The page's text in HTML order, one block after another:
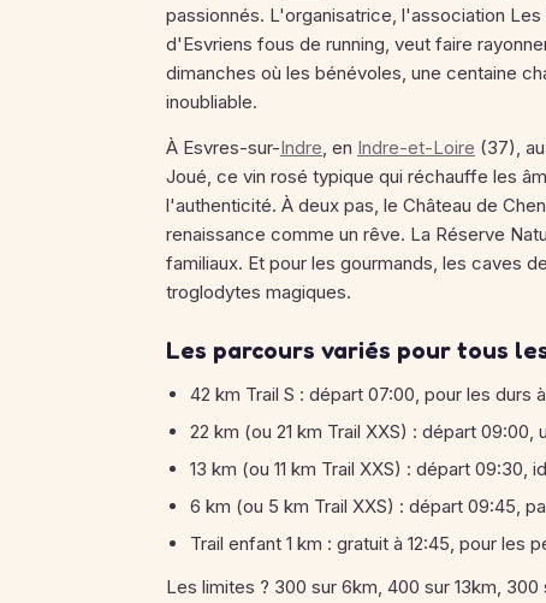
passionnés. L'organisatrice, l'association
d'Esvriens fous de running, veut faire
dimanches où les bénévoles, une centaine
inoubliable.
À Esvres-sur-Indre, en Indre-et-Loire (37),
Joué, ce vin rosé typique qui réchauffe les
l'authenticité. À deux pas, le Château de
renaissance comme un rêve. La Réserve
familiaux. Et pour les gourmands, les caves
troglodytes magiques.
Les parcours variés pour tous
42 km Trail S : départ 07:00, pour les durs
22 km (ou 21 km Trail XXS) : départ 09:00,
13 km (ou 11 km Trail XXS) : départ 09:30,
6 km (ou 5 km Trail XXS) : départ 09:45,
Trail enfant 1 km : gratuit à 12:45, pour les
Les limites ? 300 sur 6km, 400 sur 13km,